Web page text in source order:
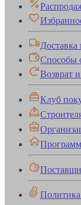
Способы
Возврат
Клуб